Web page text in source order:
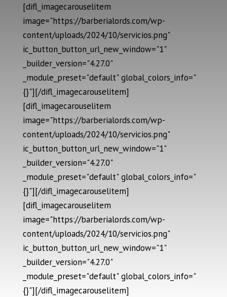
[difl_imagecarouselitem
image="https://barberialords.com/wp-
content/uploads/2024/10/servicios.png"
ic_button_button_url_new_window="1"
_builder_version="4.27.0"
_module_preset="default" global_colors_info="
{}"][/difl_imagecarouselitem]
[difl_imagecarouselitem
image="https://barberialords.com/wp-
content/uploads/2024/10/servicios.png"
ic_button_button_url_new_window="1"
_builder_version="4.27.0"
_module_preset="default" global_colors_info="
{}"][/difl_imagecarouselitem]
[difl_imagecarouselitem
image="https://barberialords.com/wp-
content/uploads/2024/10/servicios.png"
ic_button_button_url_new_window="1"
_builder_version="4.27.0"
_module_preset="default" global_colors_info="
{}"][/difl_imagecarouselitem]